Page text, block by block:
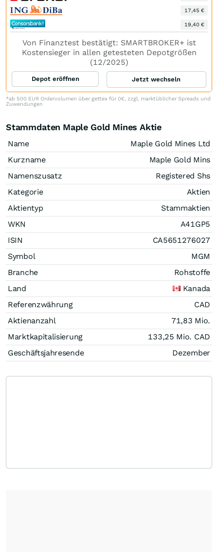
17,45 €
19,40 €
Von Finanztest bestätigt: SMARTBROKER+ ist
Kostensieger in allen getesteten Depotgrößen
(12/2025)
Depot eröffnen Jetzt wechseln
*ab 500 EUR Ordervolumen über gettex für 0€, zzgl. marktüblicher Spreads und
Zuwendungen
Stammdaten Maple Gold Mines Aktie
Name
Maple Gold Mines Ltd
Kurzname
Maple Gold Mins
Namenszusatz
Registered Shs
Kategorie
Aktien
Aktientyp
Stammaktien
WKN
A41GP5
ISIN
CA5651276027
Symbol
MGM
Branche
Rohstoffe
Land
Kanada
Referenzwährung
CAD
Aktienanzahl
71,83 Mio.
Marktkapitalisierung
133,25 Mio. CAD
Geschäftsjahresende
Dezember